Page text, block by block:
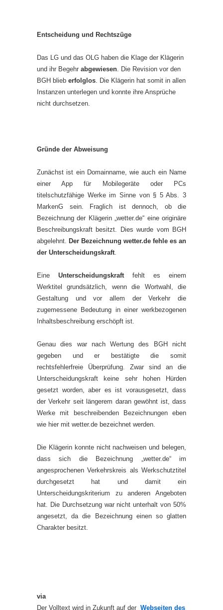
Entscheidung und Rechtszüge
Das LG und das OLG haben die Klage der Klägerin
und ihr Begehr abgewiesen. Die Revision vor den
BGH blieb erfolglos. Die Klägerin hat somit in allen
Instanzen unterlegen und konnte ihre Ansprüche
nicht durchsetzen.
Gründe der Abweisung
Zunächst ist ein Domainname, wie auch ein Name
einer App für Mobilegeräte oder PCs
titelschutzfähige Werke im Sinne von § 5 Abs. 3
MarkenG sein. Fraglich ist dennoch, ob die
Bezeichnung der Klägerin „wetter.de“ eine originäre
Beschreibungskraft besitzt. Dies wurde vom BGH
abgelehnt. Der Bezeichnung wetter.de fehle es an
der Unterscheidungskraft.
Eine Unterscheidungskraftfehlt es einem
Werktitel grundsätzlich, wenn die Wortwahl, die
Gestaltung und vor allem der Verkehr die
zugemessene Bedeutung in einer werkbezogenen
Inhaltsbeschreibung erschöpft ist.
Genau dies war nach Wertung des BGH nicht
gegeben und er bestätigte die somit
rechtsfehlerfreie Überprüfung. Zwar sind an die
Unterscheidungskraft keine sehr hohen Hürden
gesetzt worden, aber es ist vorausgesetzt, dass
der Verkehr seit längerem daran gewöhnt ist, dass
Werke mit beschreibenden Bezeichnungen eben
wie hier mit wetter.de bezeichnet werden.
Die Klägerin konnte nicht nachweisen und belegen,
dass sich die Bezeichnung „wetter.de“ im
angesprochenen Verkehrskreis als Werkschutztitel
durchgesetzt hat und damit ein
Unterscheidungskriterium zu anderen Angeboten
hat. Die Durchsetzung war nicht unterhalt von 50%
angesetzt, da die Bezeichnung einen so glatten
Charakter besitzt.
via
Der Volltext wird in Zukunft auf der Webseiten des